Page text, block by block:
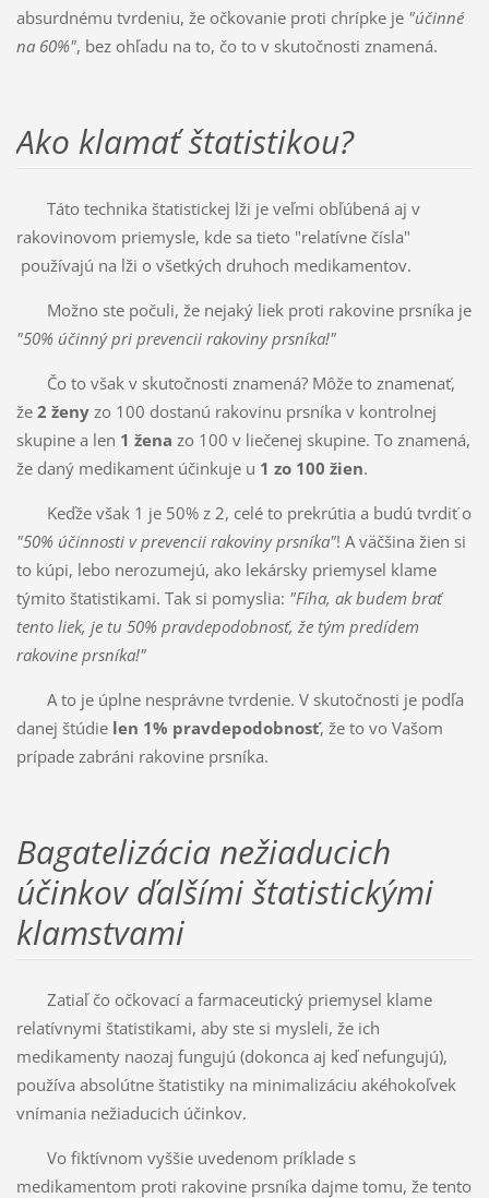
absurdnému tvrdeniu, že očkovanie proti chrípke je "účinné
na 60%", bez ohľadu na to, čo to v skutočnosti znamená.
Ako klamať štatistikou?
Táto technika štatistickej lži je veľmi obľúbená aj v
rakovinovom priemysle, kde sa tieto "relatívne čísla"
používajú na lži o všetkých druhoch medikamentov.
Možno ste počuli, že nejaký liek proti rakovine prsníka je
"50% účinný pri prevencii rakoviny prsníka!"
Čo to však v skutočnosti znamená? Môže to znamenať,
že 2 ženyzo 100 dostanú rakovinu prsníka v kontrolnej
skupine a len 1 žena zo 100 v liečenej skupine. To znamená,
že daný medikament účinkuje u 1 zo 100 žien.
Keďže však 1 je 50% z 2, celé to prekrútia a budú tvrdiť o
"50% účinnosti v prevencii rakoviny prsníka"! A väčšina žien si
to kúpi, lebo nerozumejú, ako lekársky priemysel klame
týmito štatistikami. Tak si pomyslia: "Fíha, ak budem brať
tento liek, je tu 50% pravdepodobnosť, že tým predídem
rakovine prsníka!"
A to je úplne nesprávne tvrdenie. V skutočnosti je podľa
danej štúdie len 1% pravdepodobnosť, že to vo Vašom
prípade zabráni rakovine prsníka.
Bagatelizácia nežiaducich
účinkov ďalšími štatistickými
klamstvami
Zatiaľ čo očkovací a farmaceutický priemysel klame
relatívnymi štatistikami, aby ste si mysleli, že ich
medikamenty naozaj fungujú (dokonca aj keď nefungujú),
používa absolútne štatistiky na minimalizáciu akéhokoľvek
vnímania nežiaducich účinkov.
Vo fiktívnom vyššie uvedenom príklade s
medikamentom proti rakovine prsníka dajme tomu, že tento